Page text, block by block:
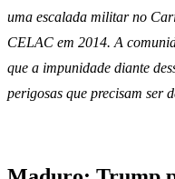
uma escalada militar no
CELAC em 2014. A
que a impunidade diante
perigosas que precisam ser